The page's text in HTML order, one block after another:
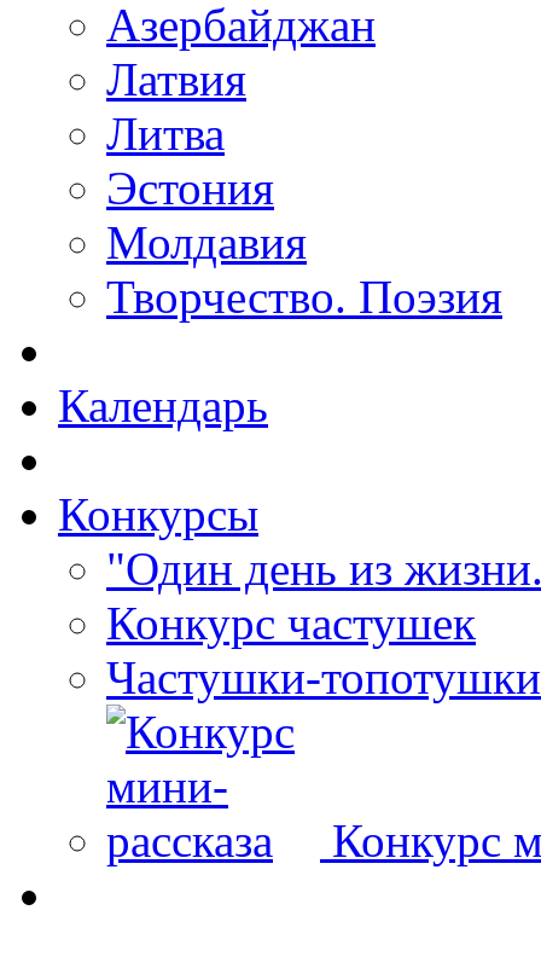
Азербайджан
Латвия
Литва
Эстония
Молдавия
Творчество. Поэзия
Календарь
Конкурсы
"Один день из
Конкурс частушек
Частушки-топотушки
Конкурс